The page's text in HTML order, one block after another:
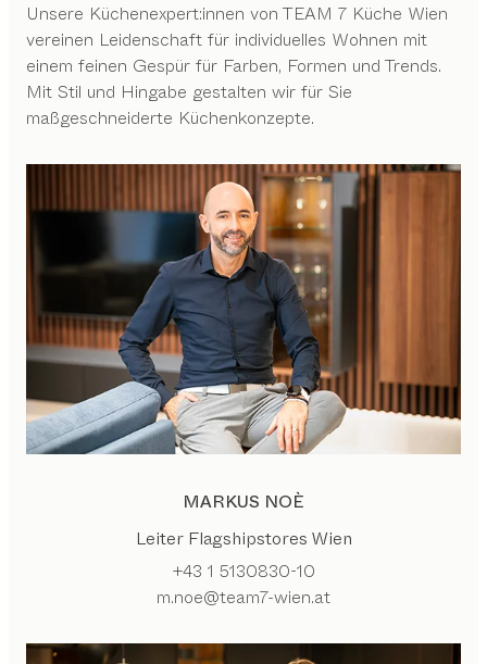
Unsere Küchenexpert:innen von TEAM 7 Küche Wien
vereinen Leidenschaft für individuelles Wohnen mit
einem feinen Gespür für Farben, Formen und Trends.
Mit Stil und Hingabe gestalten wir für Sie
maßgeschneiderte Küchenkonzepte.
MARKUS NOÈ
Leiter Flagshipstores Wien
+43 1 5130830-10
m.noe@team7-wien.at